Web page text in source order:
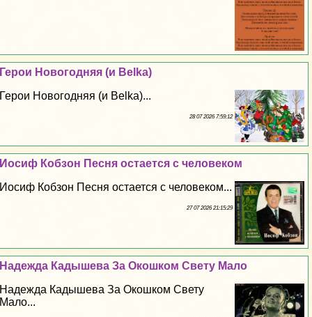
Герои Новогодняя (и Belka)
Герои Новогодняя (и Belka)...
28 07 2026 7:59:12
Иосиф Кобзон Песня остается с человеком
Иосиф Кобзон Песня остается с человеком...
27 07 2026 21:15:29
Надежда Кадышева За Окошком Свету Мало
Надежда Кадышева За Окошком Свету
Мало...